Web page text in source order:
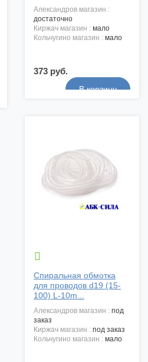
александров магазин :
достаточно
киржач магазин : мало
кольчугино магазин : мало
373 руб.

Спиральная обмотка
для проводов d19 (15-
100) L-10m...
александров магазин : под
заказ
киржач магазин : под заказ
кольчугино магазин : мало